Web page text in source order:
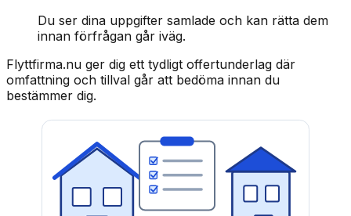
Du ser dina uppgifter samlade och kan rätta dem
innan förfrågan går iväg.
Flyttfirma.nu ger dig ett tydligt offertunderlag där
omfattning och tillval går att bedöma innan du
bestämmer dig.